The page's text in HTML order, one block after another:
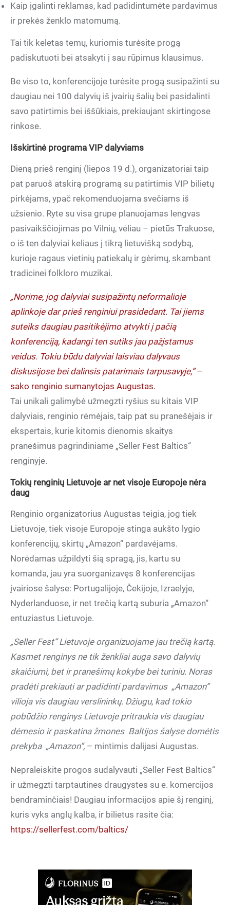
Kaip įgalinti reklamas, kad padidintumėte pardavimus
ir prekės ženklo matomumą.
Tai tik keletas temų, kuriomis turėsite progą
padiskutuoti bei atsakyti į sau rūpimus klausimus.
Be viso to, konferencijoje turėsite progą susipažinti su
daugiau nei 100 dalyvių iš įvairių šalių bei pasidalinti
savo patirtimis bei iššūkiais, prekiaujant skirtingose
rinkose.
Išskirtinė programa VIP dalyviams
Dieną prieš renginį (liepos 19 d.), organizatoriai taip
pat paruoš atskirą programą su patirtimis VIP bilietų
pirkėjams, ypač rekomenduojama svečiams iš
užsienio. Ryte su visa grupe planuojamas lengvas
pasivaikščiojimas po Vilnių, vėliau – pietūs Trakuose,
o iš ten dalyviai keliaus į tikrą lietuvišką sodybą,
kurioje ragaus vietinių patiekalų ir gėrimų, skambant
tradicinei folkloro muzikai.
„Norime, jog dalyviai susipažintų neformalioje
aplinkoje dar prieš renginiui prasidedant. Tai jiems
suteiks daugiau pasitikėjimo atvykti į pačią
konferenciją, kadangi ten sutiks jau pažįstamus
veidus. Tokiu būdu dalyviai laisviau dalyvaus
diskusijose bei dalinsis patarimais tarpusavyje,“–
sako renginio sumanytojas Augustas.
Tai unikali galimybė užmegzti ryšius su kitais VIP
dalyviais, renginio rėmėjais, taip pat su pranešėjais ir
ekspertais, kurie kitomis dienomis skaitys
pranešimus pagrindiniame „Seller Fest Baltics“
renginyje.
Tokių renginių Lietuvoje ar net visoje Europoje nėra
daug
Renginio organizatorius Augustas teigia, jog tiek
Lietuvoje, tiek visoje Europoje stinga aukšto lygio
konferencijų, skirtų „Amazon“ pardavėjams.
Norėdamas užpildyti šią spragą, jis, kartu su
komanda, jau yra suorganizavęs 8 konferencijas
įvairiose šalyse: Portugalijoje, Čekijoje, Izraelyje,
Nyderlanduose, ir net trečią kartą suburia „Amazon“
entuziastus Lietuvoje.
„Seller Fest“ Lietuvoje organizuojame jau trečią kartą.
Kasmet renginys ne tik ženkliai auga savo dalyvių
skaičiumi, bet ir pranešimų kokybe bei turiniu. Noras
pradėti prekiauti ar padidinti pardavimus „Amazon”
vilioja vis daugiau verslininkų. Džiugu, kad tokio
pobūdžio renginys Lietuvoje pritraukia vis daugiau
dėmesio ir paskatina žmones Baltijos šalyse domėtis
prekyba „Amazon“, – mintimis dalijasi Augustas.
Nepraleiskite progos sudalyvauti „Seller Fest Baltics“
ir užmegzti tarptautines draugystes su e. komercijos
bendraminčiais! Daugiau informacijos apie šį renginį,
kuris vyks anglų kalba, ir bilietus rasite čia:
https://sellerfest.com/baltics/